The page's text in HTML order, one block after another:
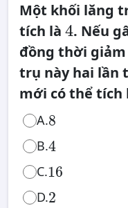
Một khối lăng
tích là 4
4. Nếu
đồng thời giảm
trụ này hai lần
mới có thể tích
A.8
8
B.4
4
C.16
16
D.2
2